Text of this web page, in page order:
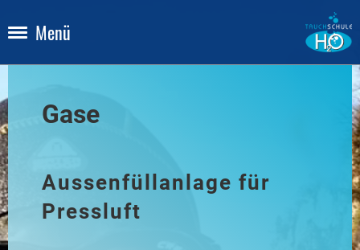
Menü
Gase
Aussenfüllanlage für
Pressluft